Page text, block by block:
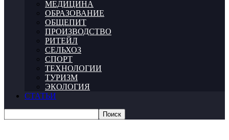
МЕДИЦИНА
ОБРАЗОВАНИЕ
ОБЩЕПИТ
ПРОИЗВОДСТВО
РИТЕЙЛ
СЕЛЬХОЗ
СПОРТ
ТЕХНОЛОГИИ
ТУРИЗМ
ЭКОЛОГИЯ
СТАТЬИ